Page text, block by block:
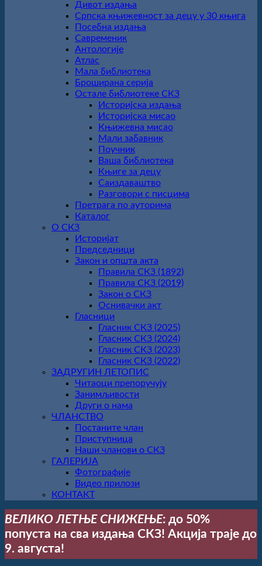
Дивот издања
Српска књижевност за децу у 30 књига
Посебна издања
Савременик
Антологије
Атлас
Мала библиотека
Броширана серија
Остале библиотеке СКЗ
Историјска издања
Историјска мисао
Књижевна мисао
Мали забавник
Поучник
Ваша библиотека
Књиге за децу
Саиздаваштво
Разговори с писцима
Претрага по ауторима
Каталог
О СКЗ
Историјат
Председници
Закон и општа акта
Правила СКЗ (1892)
Правила СКЗ (2019)
Закон о СКЗ
Оснивачки акт
Гласници
Гласник СКЗ (2025)
Гласник СКЗ (2024)
Гласник СКЗ (2023)
Гласник СКЗ (2022)
ЗАДРУГИН ЛЕТОПИС
Читаоци препоручују
Занимљивости
Други о нама
ЧЛАНСТВО
Постаните члан
Приступница
Наши чланови о СКЗ
ГАЛЕРИЈА
Фотографије
Видео прилози
КОНТАКТ
ВЕЛИКО ЛЕТЊЕ СНИЖЕЊЕ: до 50%
попуста на сва издања СКЗ! Акција траје до
9. августа!